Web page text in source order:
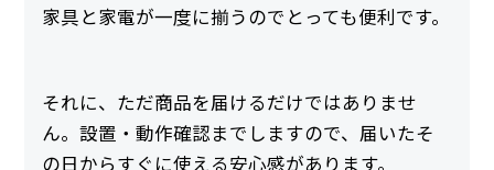
家具と家電が一度に揃うのでとっても便利です。
それに、ただ商品を届けるだけではありませ
ん。設置・動作確認までしますので、届いたそ
の日からすぐに使える安心感があります。